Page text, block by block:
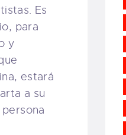
Es
para
y
estará
a su